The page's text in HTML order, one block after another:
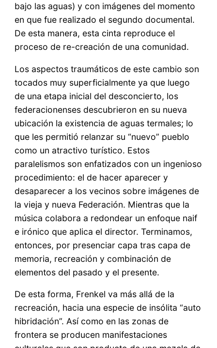
bajo las aguas) y con imágenes del momento
en que fue realizado el segundo documental.
De esta manera, esta cinta reproduce el
proceso de re-creación de una comunidad.
Los aspectos traumáticos de este cambio son
tocados muy superficialmente ya que luego
de una etapa inicial del desconcierto, los
federacionenses descubrieron en su nueva
ubicación la existencia de aguas termales; lo
que les permitió relanzar su “nuevo” pueblo
como un atractivo turístico. Estos
paralelismos son enfatizados con un ingenioso
procedimiento: el de hacer aparecer y
desaparecer a los vecinos sobre imágenes de
la vieja y nueva Federación. Mientras que la
música colabora a redondear un enfoque naif
e irónico que aplica el director. Terminamos,
entonces, por presenciar capa tras capa de
memoria, recreación y combinación de
elementos del pasado y el presente.
De esta forma, Frenkel va más allá de la
recreación, hacia una especie de insólita “auto
hibridación”. Así como en las zonas de
frontera se producen manifestaciones